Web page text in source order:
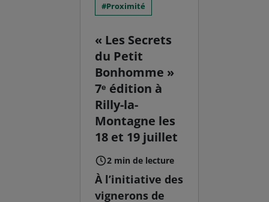
Proximité
« Les Secrets
du Petit
Bonhomme »
7ᵉ édition à
Rilly-la-
Montagne les
18 et 19 juillet
2 min de lecture
À l’initiative des
vignerons de